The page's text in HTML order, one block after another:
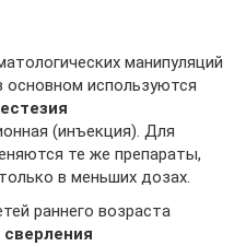
манипуляций
используются
(инъекция). Для
те же препараты,
в меньших дозах.
раннего возраста
сверления